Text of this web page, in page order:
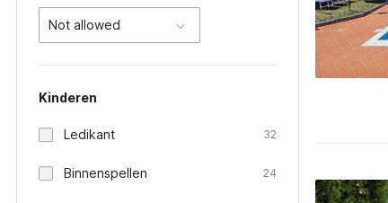
Not allowed
Kinderen
Ledikant 32
Binnenspellen 24